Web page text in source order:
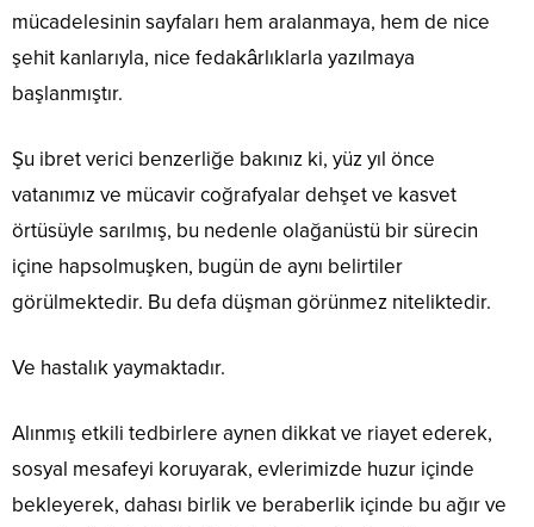
mücadelesinin sayfaları hem aralanmaya, hem de nice
şehit kanlarıyla, nice fedakârlıklarla yazılmaya
başlanmıştır.
Şu ibret verici benzerliğe bakınız ki, yüz yıl önce
vatanımız ve mücavir coğrafyalar dehşet ve kasvet
örtüsüyle sarılmış, bu nedenle olağanüstü bir sürecin
içine hapsolmuşken, bugün de aynı belirtiler
görülmektedir. Bu defa düşman görünmez niteliktedir.
Ve hastalık yaymaktadır.
Alınmış etkili tedbirlere aynen dikkat ve riayet ederek,
sosyal mesafeyi koruyarak, evlerimizde huzur içinde
bekleyerek, dahası birlik ve beraberlik içinde bu ağır ve